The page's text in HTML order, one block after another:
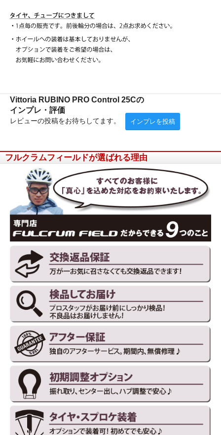
Vittoria RUBINO PRO Control 25Cの
インプレ・評価
レビューの投稿をお待ちしてます。 インプレを投稿
フルクラムフィールドが選ばれる理由